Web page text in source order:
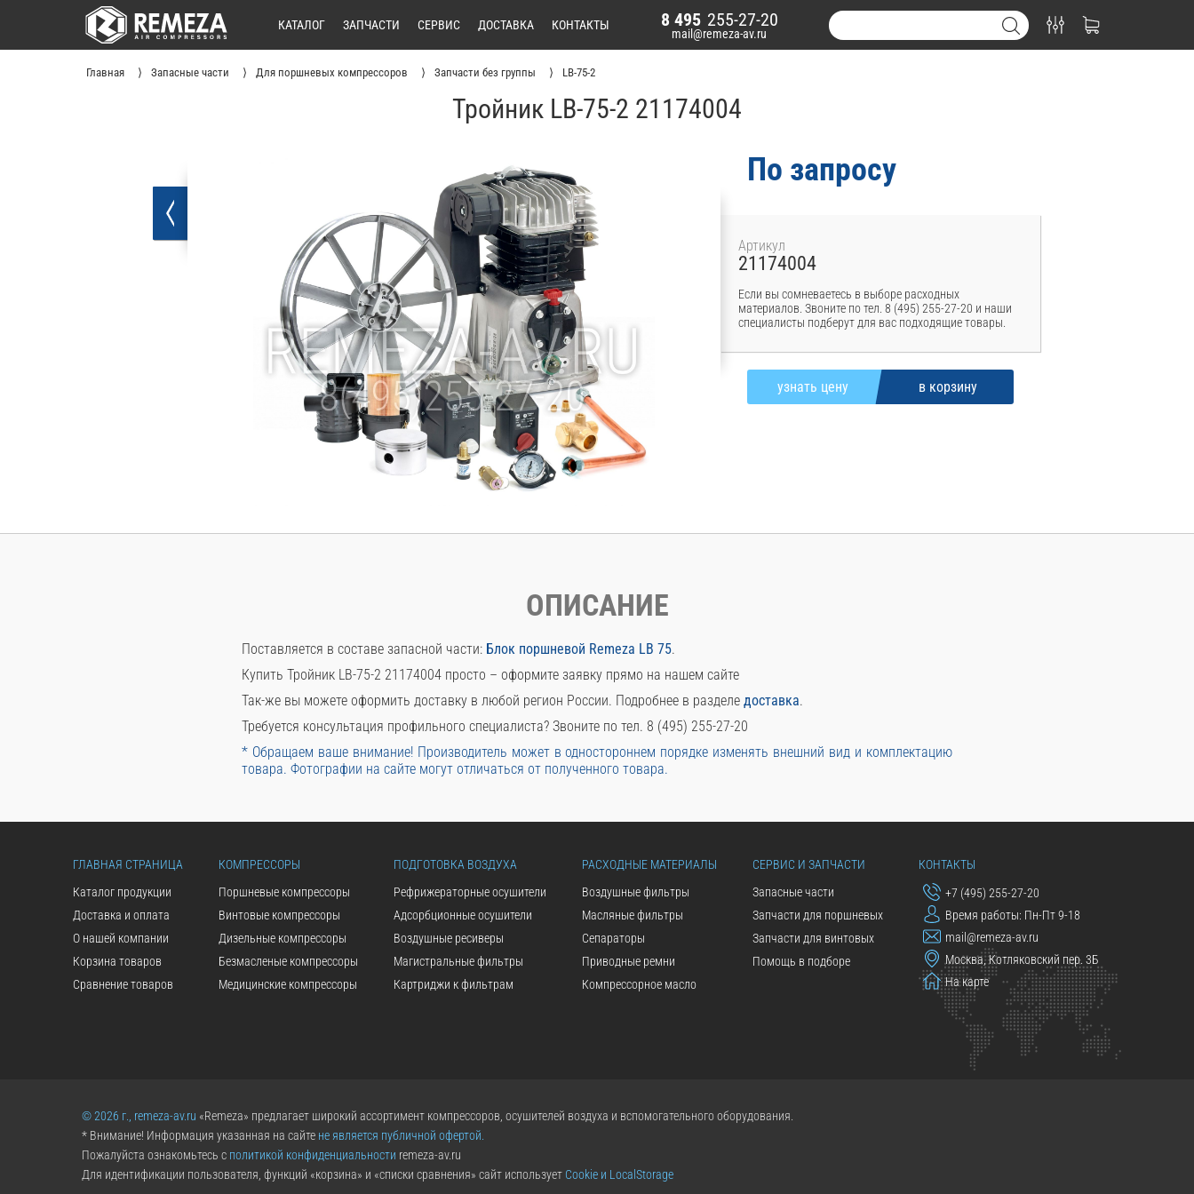
КАТАЛОГ ЗАПЧАСТИ СЕРВИС ДОСТАВКА КОНТАКТЫ 8 495 255-27-20
mail@remeza-av.ru
Главная Запасные части Для поршневых компрессоров Запчасти без группы LB-75-2
Тройник LB-75-2 21174004
По запросу
Артикул
21174004
Если вы сомневаетесь в выборе расходных
материалов. Звоните по тел. 8 (495) 255-27-20 и наши
специалисты подберут для вас подходящие товары.
ОПИСАНИЕ
Поставляется в составе запасной части: Блок поршневой Remeza LB 75.
Купить Тройник LB-75-2 21174004 просто – оформите заявку прямо на нашем сайте
Так-же вы можете оформить доставку в любой регион России. Подробнее в разделе доставка.
Требуется консультация профильного специалиста? Звоните по тел. 8 (495) 255-27-20
* Обращаем ваше внимание! Производитель может в одностороннем порядке изменять внешний вид и комплектацию
товара. Фотографии на сайте могут отличаться от полученного товара.
ГЛАВНАЯ СТРАНИЦА
Каталог продукции
Доставка и оплата
О нашей компании
Корзина товаров
Сравнение товаров
КОМПРЕССОРЫ
Поршневые компрессоры
Винтовые компрессоры
Дизельные компрессоры
Безмасленые компрессоры
Медицинские компрессоры
ПОДГОТОВКА ВОЗДУХА
Рефрижераторные осушители
Адсорбционные осушители
Воздушные ресиверы
Магистральные фильтры
Картриджи к фильтрам
РАСХОДНЫЕ МАТЕРИАЛЫ
Воздушные фильтры
Масляные фильтры
Сепараторы
Приводные ремни
Компрессорное масло
СЕРВИС И ЗАПЧАСТИ
Запасные части
Запчасти для поршневых
Запчасти для винтовых
Помощь в подборе
КОНТАКТЫ
+7 (495) 255-27-20
Время работы: Пн-Пт 9-18
mail@remeza-av.ru
Москва, Котляковский пер. 3Б
На карте
© 2026 г., remeza-av.ru «Remeza» предлагает широкий ассортимент компрессоров, осушителей воздуха и вспомогательного оборудования.
* Внимание! Информация указанная на сайте не является публичной офертой.
Пожалуйста ознакомьтесь с политикой конфиденциальности remeza-av.ru
Для идентификации пользователя, функций «корзина» и «списки сравнения» сайт использует Cookie и LocalStorage